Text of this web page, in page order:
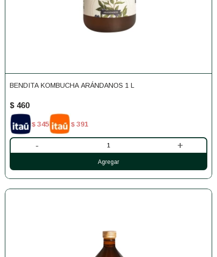
BENDITA KOMBUCHA ARÁNDANOS 1 L
$ 460
$ 345 $ 391
- +